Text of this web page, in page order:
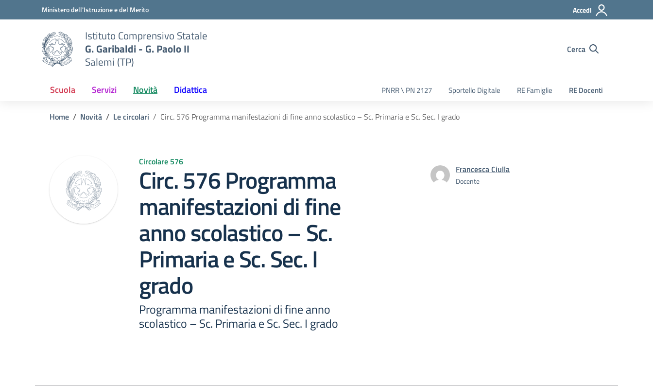
Vai ai contenuti
Vai al menu di navigazioneMinistero dell'Istruzione e del Merito Accedi
Istituto Comprensivo Statale
G. Garibaldi - G. Paolo II
Salemi (TP)
Cerca
Scuola Servizi Novità Didattica PNRR \ PN 2127 Sportello Digitale RE Famiglie RE Docenti
Home Novità Le circolari Circ. 576 Programma manifestazioni di fine anno scolastico – Sc. Primaria e Sc. Sec. I grado
Circolare 576
Circ. 576 Programma
manifestazioni di fine
anno scolastico – Sc.
Primaria e Sc. Sec. I
grado
Programma manifestazioni di fine anno
scolastico – Sc. Primaria e Sc. Sec. I grado
Francesca Ciulla
Docente